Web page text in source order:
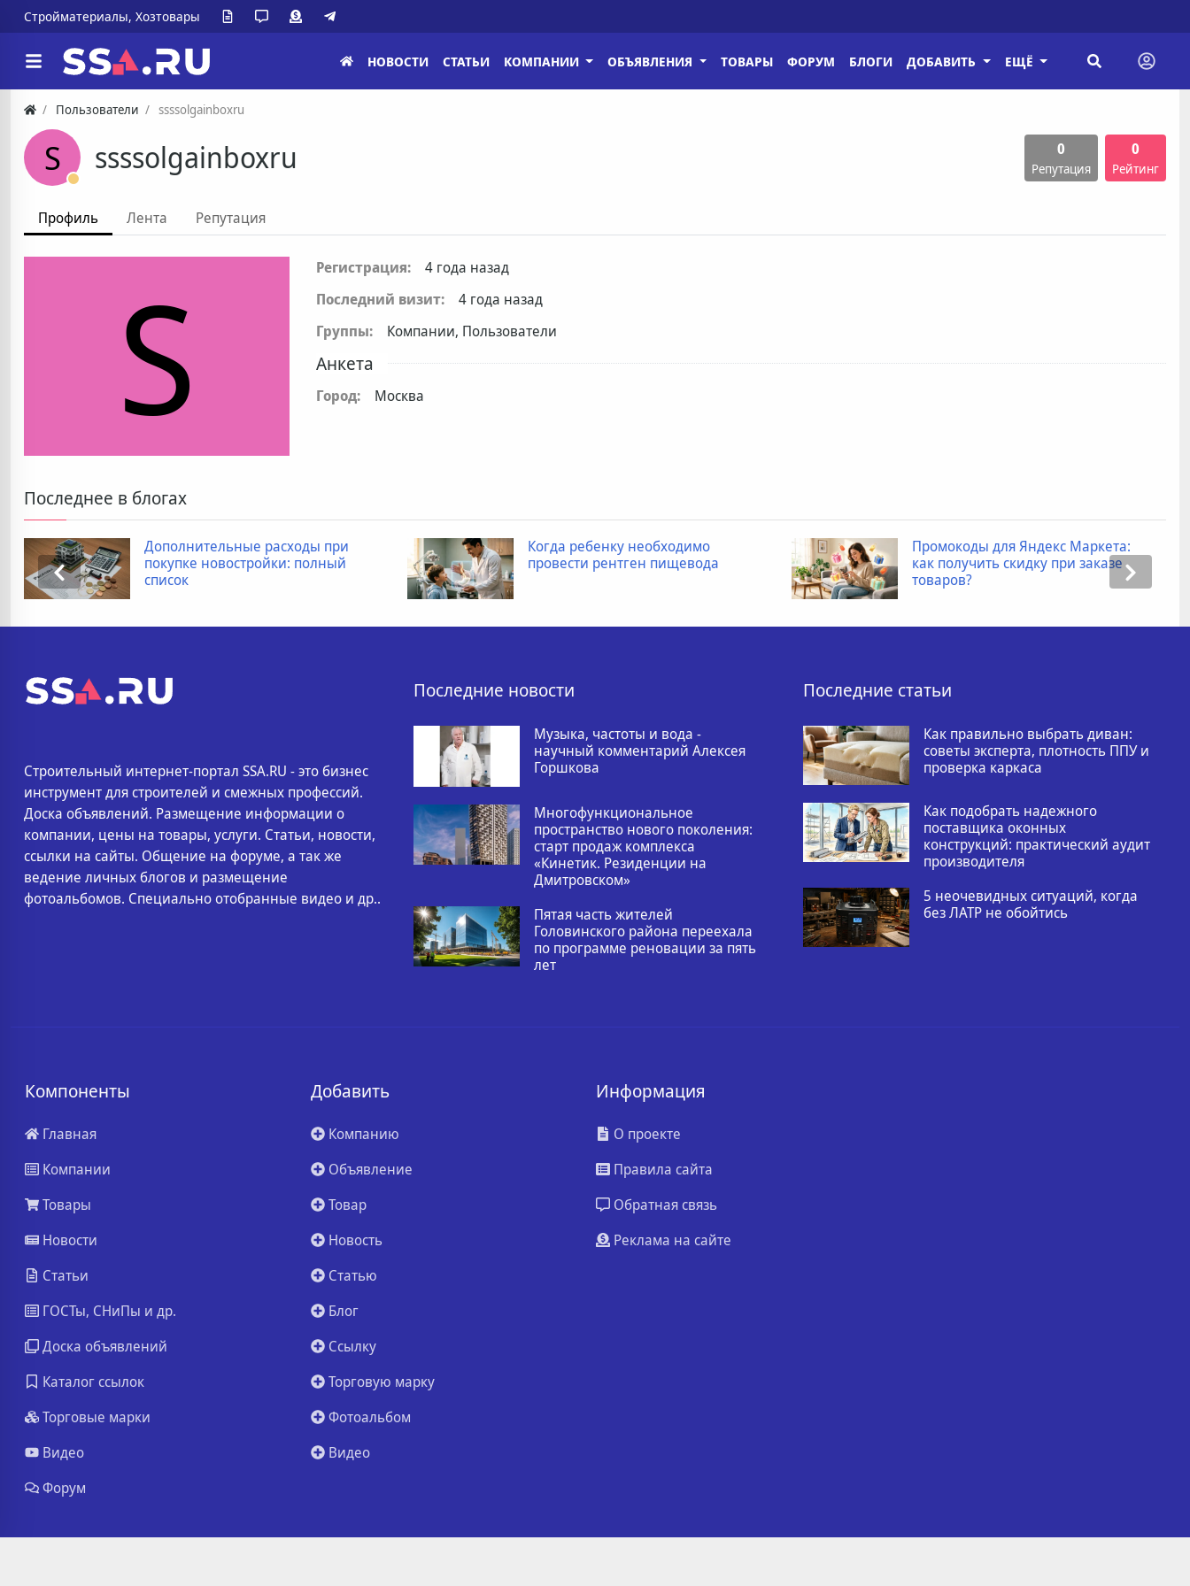
Стройматериалы, Хозтовары
НОВОСТИ СТАТЬИ КОМПАНИИ ОБЪЯВЛЕНИЯ ТОВАРЫ ФОРУМ БЛОГИ ДОБАВИТЬ ЕЩЁ
Пользователи ssssolgainboxru
S ssssolgainboxru 0
Репутация
0
Рейтинг
Профиль Лента Репутация
S Регистрация:
4 года назад
Последний визит:
4 года назад
Группы:
Компании, Пользователи
Анкета
Город: Москва
Последнее в блогах
Дополнительные расходы при
покупке новостройки: полный
список
Когда ребенку необходимо
провести рентген пищевода
Промокоды для Яндекс Маркета:
как получить скидку при заказе
товаров?
Строительный интернет-портал SSA.RU - это бизнес
инструмент для строителей и смежных профессий.
Доска объявлений. Размещение информации о
компании, цены на товары, услуги. Статьи, новости,
ссылки на сайты. Общение на форуме, а так же
ведение личных блогов и размещение
фотоальбомов. Специально отобранные видео и др..
Последние новости
Музыка, частоты и вода -
научный комментарий Алексея
Горшкова
Многофункциональное
пространство нового поколения:
старт продаж комплекса
«Кинетик. Резиденции на
Дмитровском»
Пятая часть жителей
Головинского района переехала
по программе реновации за пять
лет
Последние статьи
Как правильно выбрать диван:
советы эксперта, плотность ППУ и
проверка каркаса
Как подобрать надежного
поставщика оконных
конструкций: практический аудит
производителя
5 неочевидных ситуаций, когда
без ЛАТР не обойтись
Компоненты
Главная
Компании
Товары
Новости
Статьи
ГОСТы, СНиПы и др.
Доска объявлений
Каталог ссылок
Торговые марки
Видео
Форум
Добавить
Компанию
Объявление
Товар
Новость
Статью
Блог
Ссылку
Торговую марку
Фотоальбом
Видео
Информация
О проекте
Правила сайта
Обратная связь
Реклама на сайте